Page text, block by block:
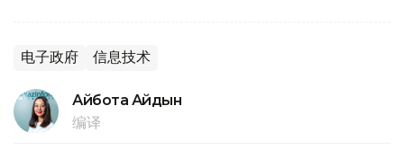
电子政府 信息技术
Айбота Айдын
编译